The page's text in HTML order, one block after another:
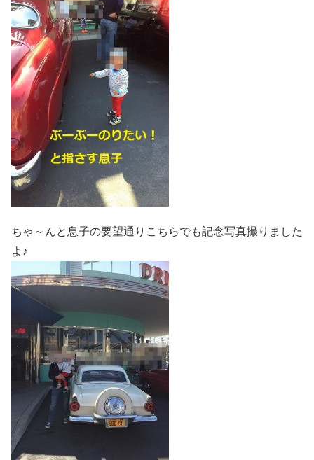
ちゃ～んと息子の要望通りこちらでも記念写真撮りました
よ♪